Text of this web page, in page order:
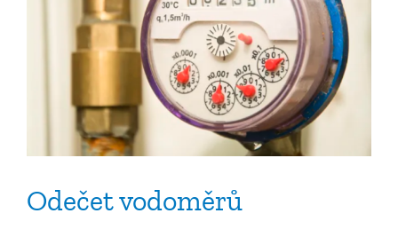
Odečet vodoměrů